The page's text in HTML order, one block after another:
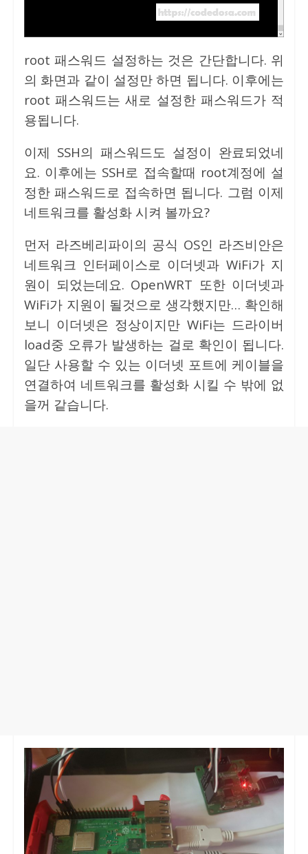
root 패스워드 설정하는 것은 간단합니다. 위
의 화면과 같이 설정만 하면 됩니다. 이후에는
root 패스워드는 새로 설정한 패스워드가 적
용됩니다.
이제 SSH의 패스워드도 설정이 완료되었네
요. 이후에는 SSH로 접속할때 root계정에 설
정한 패스워드로 접속하면 됩니다. 그럼 이제
네트워크를 활성화 시켜 볼까요?
먼저 라즈베리파이의 공식 OS인 라즈비안은
네트워크 인터페이스로 이더넷과 WiFi가 지
원이 되었는데요. OpenWRT 또한 이더넷과
WiFi가 지원이 될것으로 생각했지만… 확인해
보니 이더넷은 정상이지만 WiFi는 드라이버
load중 오류가 발생하는 걸로 확인이 됩니다.
일단 사용할 수 있는 이더넷 포트에 케이블을
연결하여 네트워크를 활성화 시킬 수 밖에 없
을꺼 같습니다.